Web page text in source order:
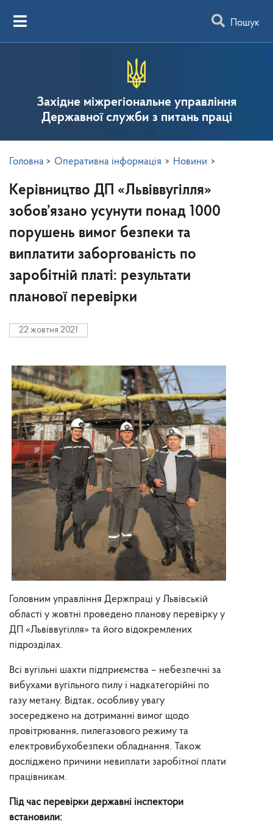
Пошук
Західне міжрегіональне управління
Державної служби з питань праці
Головна > Оперативна інформація > Новини >
Керівництво ДП «Львіввугілля»
зобов’язано усунути понад 1000
порушень вимог безпеки та
виплатити заборгованість по
заробітній платі: результати
планової перевірки
22 жовтня 2021
Головним управління Держпраці у Львівській
області у жовтні проведено планову перевірку у
ДП «Львіввугілля» та його відокремлених
підрозділах.
Всі вугільні шахти підприємства – небезпечні за
вибухами вугільного пилу і надкатегорійні по
газу метану. Відтак, особливу увагу
зосереджено на дотриманні вимог щодо
провітрювання, пилегазового режиму та
електровибухобезпеки обладнання. Також
досліджено причини невиплати заробітної плати
працівникам.
Під час перевірки державні інспектори
встановили: